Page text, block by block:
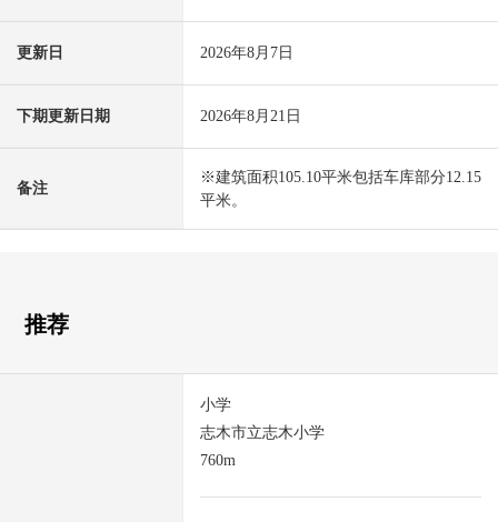
更新日 2026年8月7日
下期更新日期 2026年8月21日
备注
※建筑面积105.10平米包括车库部分12.15
平米。
推荐
小学
志木市立志木小学
760m